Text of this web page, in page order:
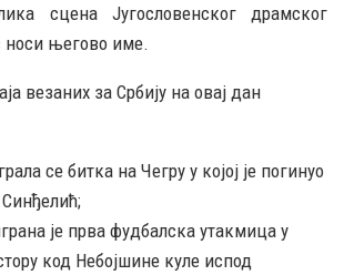
сцена Југословенског драмског
носи његово име.
везаних за Србију на овај дан
се битка на Чегру у којој је погинуо
је прва фудбалска утакмица у
код Небојшине куле испод